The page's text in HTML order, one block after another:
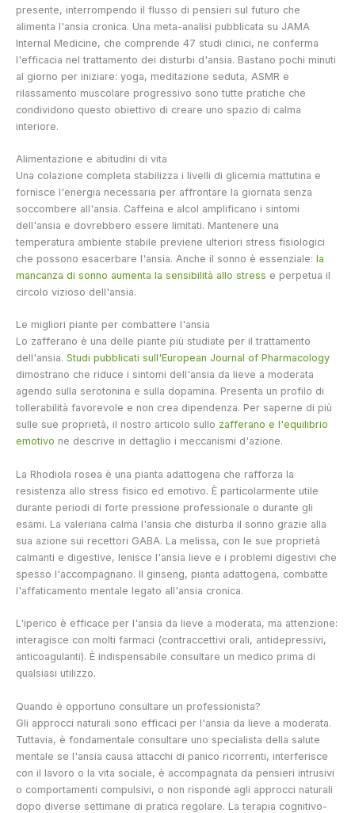
presente, interrompendo il flusso di pensieri sul futuro che
alimenta l'ansia cronica. Una meta-analisi pubblicata su JAMA
Internal Medicine, che comprende 47 studi clinici, ne conferma
l'efficacia nel trattamento dei disturbi d'ansia. Bastano pochi minuti
al giorno per iniziare: yoga, meditazione seduta, ASMR e
rilassamento muscolare progressivo sono tutte pratiche che
condividono questo obiettivo di creare uno spazio di calma
interiore.
Alimentazione e abitudini di vita
Una colazione completa stabilizza i livelli di glicemia mattutina e
fornisce l'energia necessaria per affrontare la giornata senza
soccombere all'ansia. Caffeina e alcol amplificano i sintomi
dell'ansia e dovrebbero essere limitati. Mantenere una
temperatura ambiente stabile previene ulteriori stress fisiologici
che possono esacerbare l'ansia. Anche il sonno è essenziale: la
mancanza di sonno aumenta la sensibilità allo stress e perpetua il
circolo vizioso dell'ansia.
Le migliori piante per combattere l'ansia
Lo zafferano è una delle piante più studiate per il trattamento
dell'ansia. Studi pubblicati sull'European Journal of Pharmacology
dimostrano che riduce i sintomi dell'ansia da lieve a moderata
agendo sulla serotonina e sulla dopamina. Presenta un profilo di
tollerabilità favorevole e non crea dipendenza. Per saperne di più
sulle sue proprietà, il nostro articolo sullo zafferano e l'equilibrio
emotivo ne descrive in dettaglio i meccanismi d'azione.
La Rhodiola rosea è una pianta adattogena che rafforza la
resistenza allo stress fisico ed emotivo. È particolarmente utile
durante periodi di forte pressione professionale o durante gli
esami. La valeriana calma l'ansia che disturba il sonno grazie alla
sua azione sui recettori GABA. La melissa, con le sue proprietà
calmanti e digestive, lenisce l'ansia lieve e i problemi digestivi che
spesso l'accompagnano. Il ginseng, pianta adattogena, combatte
l'affaticamento mentale legato all'ansia cronica.
L'iperico è efficace per l'ansia da lieve a moderata, ma attenzione:
interagisce con molti farmaci (contraccettivi orali, antidepressivi,
anticoagulanti). È indispensabile consultare un medico prima di
qualsiasi utilizzo.
Quando è opportuno consultare un professionista?
Gli approcci naturali sono efficaci per l'ansia da lieve a moderata.
Tuttavia, è fondamentale consultare uno specialista della salute
mentale se l'ansia causa attacchi di panico ricorrenti, interferisce
con il lavoro o la vita sociale, è accompagnata da pensieri intrusivi
o comportamenti compulsivi, o non risponde agli approcci naturali
dopo diverse settimane di pratica regolare. La terapia cognitivo-